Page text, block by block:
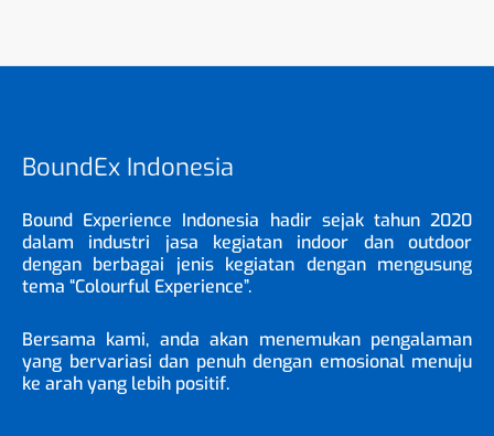
BoundEx Indonesia
Bound Experience Indonesia hadir sejak tahun 2020
dalam industri jasa kegiatan indoor dan outdoor
dengan berbagai jenis kegiatan dengan mengusung
tema “Colourful Experience”.
Bersama kami, anda akan menemukan pengalaman
yang bervariasi dan penuh dengan emosional menuju
ke arah yang lebih positif.